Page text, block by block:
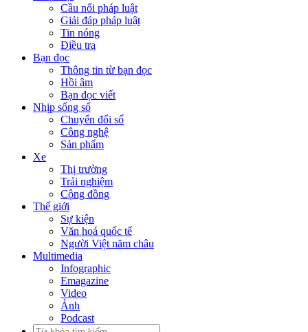
Cầu nối pháp luật
Giải đáp pháp luật
Tin nóng
Điều tra
Bạn đọc
Thông tin từ bạn đọc
Hồi âm
Bạn đọc viết
Nhịp sống số
Chuyển đổi số
Công nghệ
Sản phẩm
Xe
Thị trường
Trải nghiệm
Cộng đồng
Thế giới
Sự kiện
Văn hoá quốc tế
Người Việt năm châu
Multimedia
Infographic
Emagazine
Video
Ảnh
Podcast